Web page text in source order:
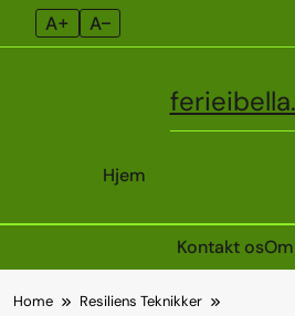
A+ A–
Hjem
Kontakt os
toHome
Resiliens Teknikker